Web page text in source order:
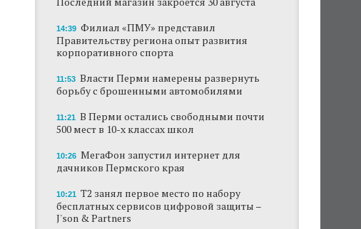
14:39 Филиал «ПМУ» представил
Правительству региона опыт развития
корпоративного спорта
11:53 Власти Перми намерены развернуть
борьбу с брошенными автомобилями
11:21 В Перми остались свободными почти
500 мест в 10-х классах школ
10:26 МегаФон запустил интернет для
дачников Пермского края
10:21 Т2 занял первое место по набору
бесплатных сервисов цифровой защиты –
J'son & Partners